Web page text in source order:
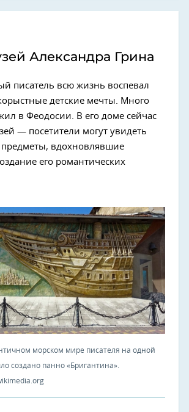
Александра Грина
писатель всю жизнь воспевал
детские мечты. Много
в Феодосии. В его доме сейчас
— посетители могут увидеть
предметы, вдохновлявшие
его романтических
морском мире писателя на одной
создано панно «Бригантина».